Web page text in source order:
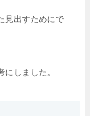
見出すためにで
しました。